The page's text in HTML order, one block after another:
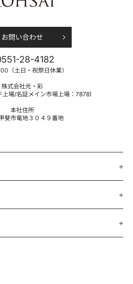
います。）についての個人情報を含
の実現のため、個人情報保護法、各
他関連する法令等を遵守いたしま
報及び収集方法
様の識別に係る情報、通信サービス
に関連して生成または蓄積された情
に基づき当社が適正に収集するも
の必要な措置を講じ、安全対策を
シーポリシーに同意する
お問い合わせ
28-4182
（土日・祝祭日休業）
株式会社光・彩
上場/名証メイン市場上場：7878)
本社住所
斐市竜地３０４９番地